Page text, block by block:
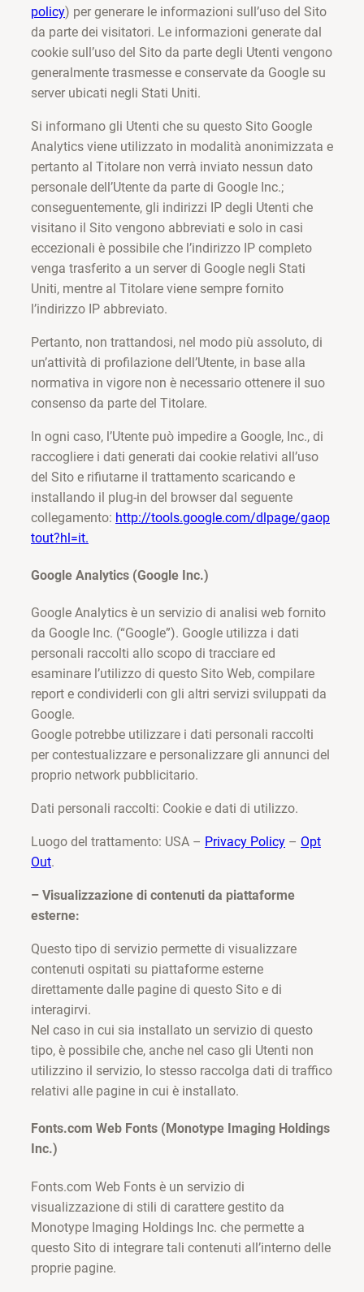
policy) per generare le informazioni sull’uso del Sito
da parte dei visitatori. Le informazioni generate dal
cookie sull’uso del Sito da parte degli Utenti vengono
generalmente trasmesse e conservate da Google su
server ubicati negli Stati Uniti.
Si informano gli Utenti che su questo Sito Google
Analytics viene utilizzato in modalità anonimizzata e
pertanto al Titolare non verrà inviato nessun dato
personale dell’Utente da parte di Google Inc.;
conseguentemente, gli indirizzi IP degli Utenti che
visitano il Sito vengono abbreviati e solo in casi
eccezionali è possibile che l’indirizzo IP completo
venga trasferito a un server di Google negli Stati
Uniti, mentre al Titolare viene sempre fornito
l’indirizzo IP abbreviato.
Pertanto, non trattandosi, nel modo più assoluto, di
un’attività di profilazione dell’Utente, in base alla
normativa in vigore non è necessario ottenere il suo
consenso da parte del Titolare.
In ogni caso, l’Utente può impedire a Google, Inc., di
raccogliere i dati generati dai cookie relativi all’uso
del Sito e rifiutarne il trattamento scaricando e
installando il plug-in del browser dal seguente
collegamento: http://tools.google.com/dlpage/gaop
tout?hl=it.
Google Analytics (Google Inc.)
Google Analytics è un servizio di analisi web fornito
da Google Inc. (“Google”). Google utilizza i dati
personali raccolti allo scopo di tracciare ed
esaminare l’utilizzo di questo Sito Web, compilare
report e condividerli con gli altri servizi sviluppati da
Google.
Google potrebbe utilizzare i dati personali raccolti
per contestualizzare e personalizzare gli annunci del
proprio network pubblicitario.
Dati personali raccolti: Cookie e dati di utilizzo.
Luogo del trattamento: USA – Privacy Policy – Opt
Out.
– Visualizzazione di contenuti da piattaforme
esterne:
Questo tipo di servizio permette di visualizzare
contenuti ospitati su piattaforme esterne
direttamente dalle pagine di questo Sito e di
interagirvi.
Nel caso in cui sia installato un servizio di questo
tipo, è possibile che, anche nel caso gli Utenti non
utilizzino il servizio, lo stesso raccolga dati di traffico
relativi alle pagine in cui è installato.
Fonts.com Web Fonts (Monotype Imaging Holdings
Inc.)
Fonts.com Web Fonts è un servizio di
visualizzazione di stili di carattere gestito da
Monotype Imaging Holdings Inc. che permette a
questo Sito di integrare tali contenuti all’interno delle
proprie pagine.